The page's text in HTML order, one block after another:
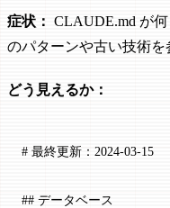
症状： CLAUDE.md が
のパターンや古い技術を
どう見えるか：
# 最終更新：2024-03-15
## データベース